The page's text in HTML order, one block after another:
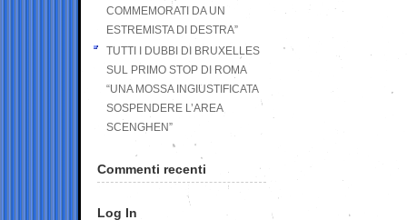
COMMEMORATI DA UN
ESTREMISTA DI DESTRA”
TUTTI I DUBBI DI BRUXELLES
SUL PRIMO STOP DI ROMA
“UNA MOSSA INGIUSTIFICATA
SOSPENDERE L’AREA
SCENGHEN”
Commenti recenti
Log In